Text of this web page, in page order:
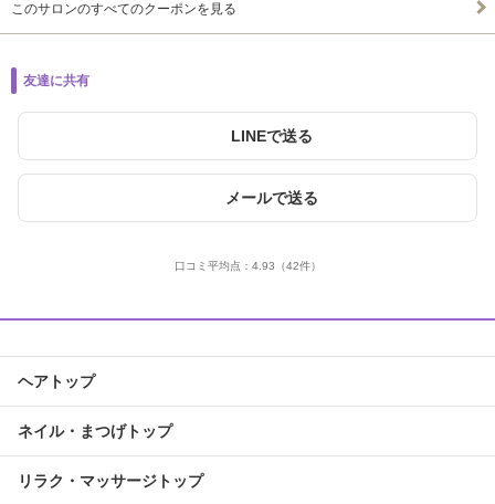
このサロンのすべてのクーポンを見る
友達に共有
LINEで送る
メールで送る
口コミ平均点： 4.93 （42件）
ヘアトップ
ネイル・まつげトップ
リラク・マッサージトップ